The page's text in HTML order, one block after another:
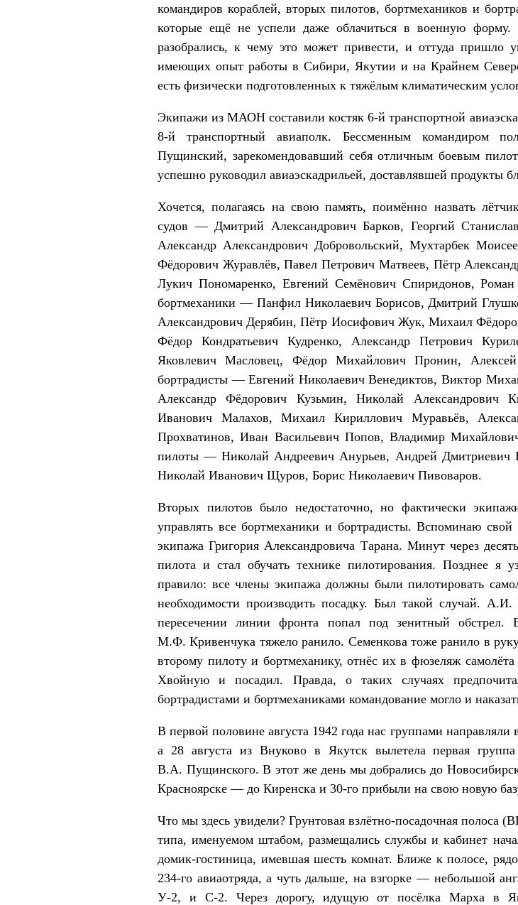
командиров кораблей, вторых пилотов, бортмехаников и
которые ещё не успели даже облачиться в военную
разобрались, к чему это может привести, и оттуда пришло
имеющих опыт работы в Сибири, Якутии и на Крайнем
есть физически подготовленных к тяжёлым климатическим
Экипажи из МАОН составили костяк 6-й транспортной
8-й транспортный авиаполк. Бессменным командиром
Пущинский, зарекомендовавший себя отличным боевым
успешно руководил авиаэскадрильей, доставлявшей продукты
Хочется, полагаясь на свою память, поимённо назвать
судов ― Дмитрий Александрович Барков, Георгий
Александр Александрович Добровольский, Мухтарбек
Фёдорович Журавлёв, Павел Петрович Матвеев, Пётр
Лукич Пономаренко, Евгений Семёнович Спиридонов,
бортмеханики ― Панфил Николаевич Борисов, Дмитрий
Александрович Дерябин, Пётр Иосифович Жук, Михаил
Фёдор Кондратьевич Кудренко, Александр Петрович
Яковлевич Масловец, Фёдор Михайлович Пронин,
бортрадисты ― Евгений Николаевич Венедиктов, Виктор
Александр Фёдорович Кузьмин, Николай Александрович
Иванович Малахов, Михаил Кириллович Муравьёв,
Прохватинов, Иван Васильевич Попов, Владимир
пилоты ― Николай Андреевич Анурьев, Андрей Дмитриевич
Николай Иванович Щуров, Борис Николаевич Пивоваров.
Вторых пилотов было недостаточно, но фактически
управлять все бортмеханики и бортрадисты. Вспоминаю
экипажа Григория Александровича Тарана. Минут через
пилота и стал обучать технике пилотирования. Позднее я
правило: все члены экипажа должны были пилотировать
необходимости производить посадку. Был такой случай.
пересечении линии фронта попал под зенитный
М.Ф. Кривенчука тяжело ранило. Семенкова тоже ранило в
второму пилоту и бортмеханику, отнёс их в фюзеляж
Хвойную и посадил. Правда, о таких случаях
бортрадистами и бортмеханиками командование могло и
В первой половине августа 1942 года нас группами
а 28 августа из Внуково в Якутск вылетела первая
В.А. Пущинского. В этот же день мы добрались до
Красноярске ― до Киренска и 30-го прибыли на свою новую
Что мы здесь увидели? Грунтовая взлётно-посадочная полоса
типа, именуемом штабом, размещались службы и кабинет
домик-гостиница, имевшая шесть комнат. Ближе к полосе,
234-го авиаотряда, а чуть дальше, на взгорке ― небольшой
У-2, и С-2. Через дорогу, идущую от посёлка Марха в